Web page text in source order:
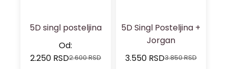
5D singl posteljina
Od:
2.600RSD
2.250 RSD
5D Singl Posteljina +
Jorgan
3.850RSD
3.550 RSD